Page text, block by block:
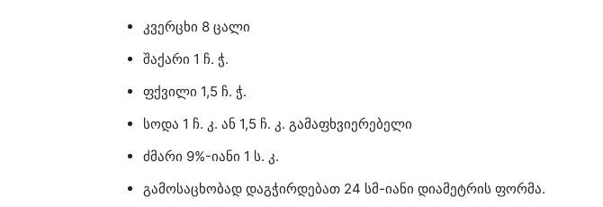
კვერცხი 8 ცალი
შაქარი 1 ჩ. ჭ.
ფქვილი 1,5 ჩ. ჭ.
სოდა 1 ჩ. კ. ან 1,5 ჩ. კ. გამაფხვიერებელი
ძმარი 9%-იანი 1 ს. კ.
გამოსაცხობად დაგჭირდებათ 24 სმ-იანი დიამეტრის ფორმა.